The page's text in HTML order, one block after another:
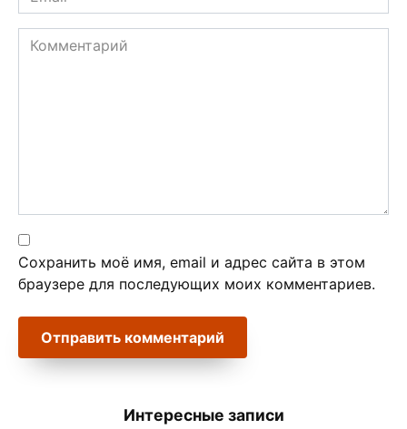
*
Комментарий
Сохранить моё имя, email и адрес сайта в этом
браузере для последующих моих комментариев.
Интересные записи